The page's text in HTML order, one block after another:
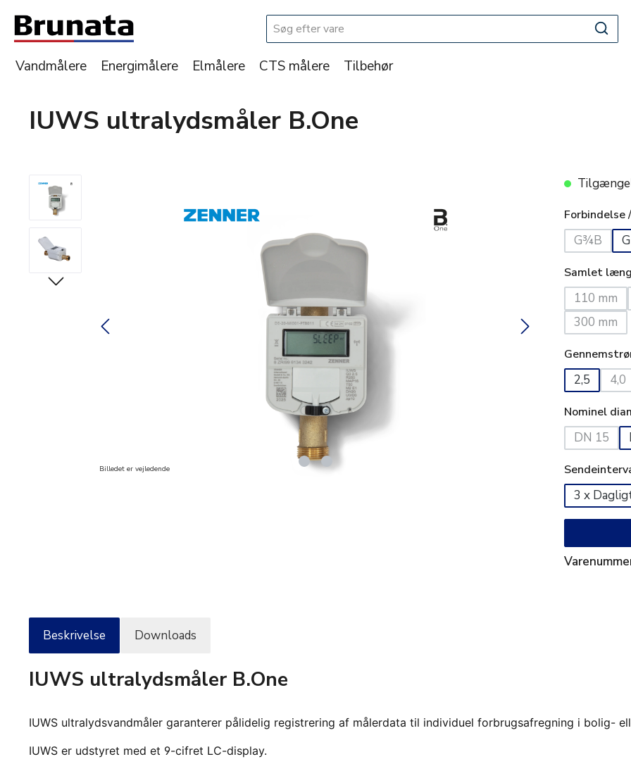
til hovedindhold
Spring til søgning
Gå til hovednavigation
Vandmålere Energimålere Elmålere CTS målere Tilbehør
IUWS ultralydsmåler B.One
Spring over billedgalleri
Billedet er vejledende
Forbindelse
G¾B
(Denne
Samlet
110 mm
300 mm
2,5 4,0
Nominel
DN 15
(Denne
3 x
Beskrivelse Downloads
IUWS ultralydsmåler B.One
IUWS ultralydsvandmåler garanterer pålidelig registrering af målerdata til individuel forbrugsafregning i bolig-
IUWS er udstyret med et 9-cifret LC-display.